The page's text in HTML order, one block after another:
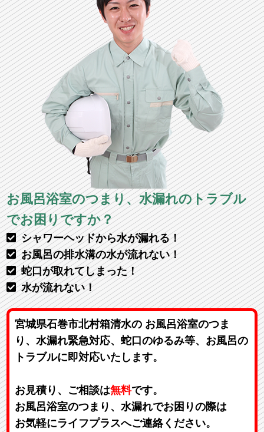
お風呂浴室のつまり、水漏れのトラブル
でお困りですか？
シャワーヘッドから水が漏れる！
お風呂の排水溝の水が流れない！
蛇口が取れてしまった！
水が流れない！
宮城県石巻市北村箱清水の お風呂浴室のつま
り、水漏れ緊急対応、蛇口のゆるみ等、お風呂の
トラブルに即対応いたします。
お見積り、ご相談は無料です。
お風呂浴室のつまり、水漏れでお困りの際は
お気軽にライフプラスへご連絡ください。